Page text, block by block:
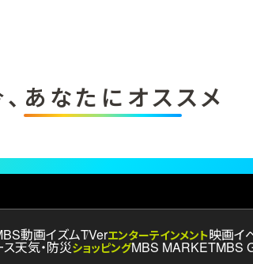
、あなたにオススメ
動画イズムTVerエンターテインメント映画イ
ス天気・防災ショッピングMBS MARKETMBS